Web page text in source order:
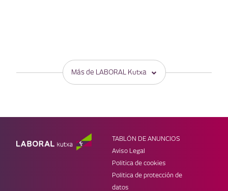
Más de LABORAL Kutxa
Ahorro e inversión
Seguros
Empresas
Jóvenes
WEBS DE LK
Web corporativa
Prensa
TABLÓN DE ANUNCIOS
Aviso Legal
Política de cookies
Política de protección de
datos